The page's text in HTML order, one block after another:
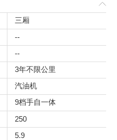
三厢
--
--
3年不限公里
汽油机
9档手自一体
250
5.9